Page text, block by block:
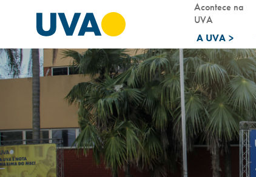
A UVA >
Acontece na
UVA